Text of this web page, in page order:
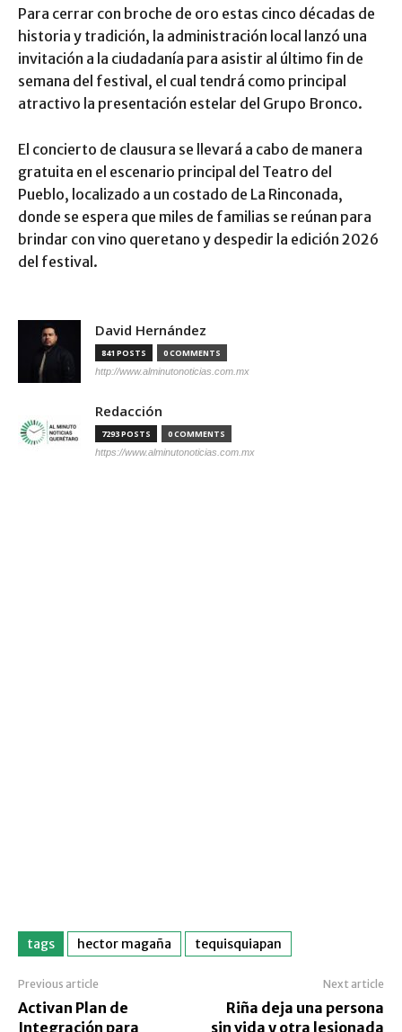
Para cerrar con broche de oro estas cinco décadas de
historia y tradición, la administración local lanzó una
invitación a la ciudadanía para asistir al último fin de
semana del festival, el cual tendrá como principal
atractivo la presentación estelar del Grupo Bronco.
El concierto de clausura se llevará a cabo de manera
gratuita en el escenario principal del Teatro del
Pueblo, localizado a un costado de La Rinconada,
donde se espera que miles de familias se reúnan para
brindar con vino queretano y despedir la edición 2026
del festival.
David Hernández
841 POSTS 0 COMMENTS
http://www.alminutonoticias.com.mx
Redacción
7293 POSTS 0 COMMENTS
https://www.alminutonoticias.com.mx
tags hector magaña tequisquiapan
Previous article
Activan Plan de
Integración para
Next article
Riña deja una persona
sin vida y otra lesionada